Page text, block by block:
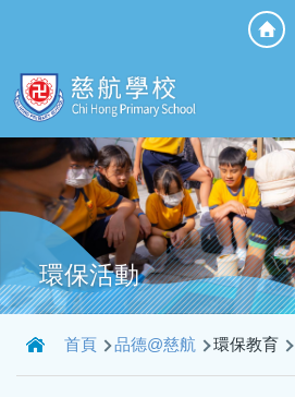
Top
Social
環保活動
導
航
首頁 品德@慈航 環保教育